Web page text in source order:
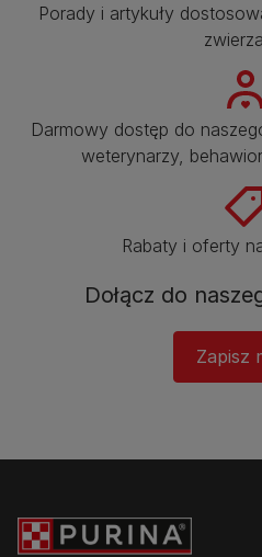
Porady i artykuły
Darmowy dostęp do
weterynarzy,
Rabaty i oferty
Dołącz do
Zapisz